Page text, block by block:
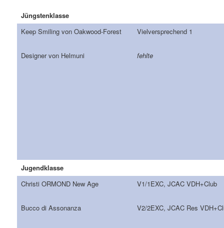
Jüngstenklasse
Keep Smiling von Oakwood-Forest
Vielversprechend 1
Designer von Helmuni fehlte
Jugendklasse
Christi ORMOND New Age
V1/1EXC, JCAC VDH+Club
Bucco di Assonanza V2/2EXC, JCAC Res